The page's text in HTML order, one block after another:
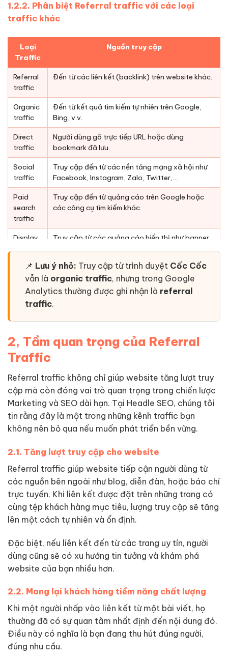
1.2.2. Phân biệt Referral traffic với các loại
traffic khác
Loại
Traffic
Nguồn truy cập
Referral
traffic
Đến từ các liên kết (backlink) trên website khác.
Organic
traffic
Đến từ kết quả tìm kiếm tự nhiên trên Google,
Bing, v.v.
Direct
traffic
Người dùng gõ trực tiếp URL hoặc dùng
bookmark đã lưu.
Social
traffic
Truy cập đến từ các nền tảng mạng xã hội như
Facebook, Instagram, Zalo, Twitter,…
Paid
search
traffic
Truy cập đến từ quảng cáo trên Google hoặc
các công cụ tìm kiếm khác.
Display
Truy cập từ các quảng cáo hiển thị như banner,
📌 Lưu ý nhỏ: Truy cập từ trình duyệt Cốc Cốc
vẫn là organic traffic, nhưng trong Google
Analytics thường được ghi nhận là referral
traffic.
2, Tầm quan trọng của Referral
Traffic
Referral traffic không chỉ giúp website tăng lượt truy
cập mà còn đóng vai trò quan trọng trong chiến lược
Marketing và SEO dài hạn. Tại Headle SEO, chúng tôi
tin rằng đây là một trong những kênh traffic bạn
không nên bỏ qua nếu muốn phát triển bền vững.
2.1. Tăng lượt truy cập cho website
Referral traffic giúp website tiếp cận người dùng từ
các nguồn bên ngoài như blog, diễn đàn, hoặc báo chí
trực tuyến. Khi liên kết được đặt trên những trang có
cùng tệp khách hàng mục tiêu, lượng truy cập sẽ tăng
lên một cách tự nhiên và ổn định.
Đặc biệt, nếu liên kết đến từ các trang uy tín, người
dùng cũng sẽ có xu hướng tin tưởng và khám phá
website của bạn nhiều hơn.
2.2. Mang lại khách hàng tiềm năng chất lượng
Khi một người nhấp vào liên kết từ một bài viết, họ
thường đã có sự quan tâm nhất định đến nội dung đó.
Điều này có nghĩa là bạn đang thu hút đúng người,
đúng nhu cầu.